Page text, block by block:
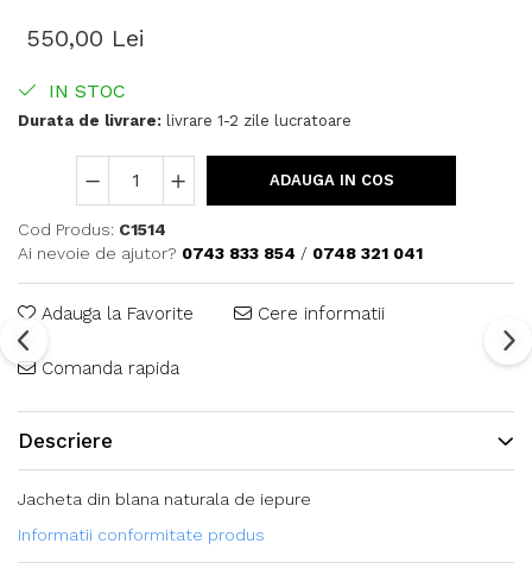
550,00 Lei
IN STOC
Durata de livrare: livrare 1-2 zile lucratoare
ADAUGA IN COS
Cod Produs: C1514
Ai nevoie de ajutor? 0743 833 854 / 0748 321 041
Adauga la Favorite Cere informatii
Comanda rapida
Descriere
Jacheta din blana naturala de iepure
Informatii conformitate produs